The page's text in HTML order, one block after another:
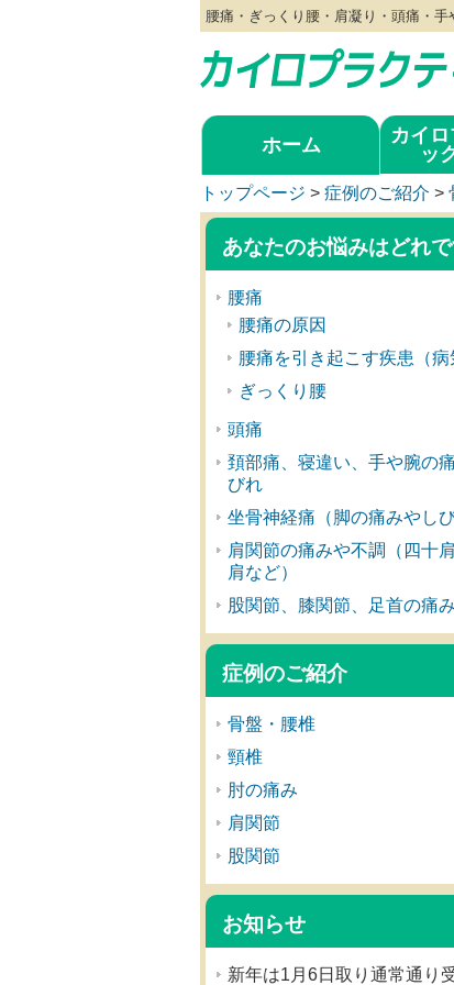
腰痛・ぎっくり腰・肩凝り・頭痛・
ホーム
カイ
ッ
トップページ > 症例のご紹介 >
あなたのお悩みはどれで
腰痛
腰痛の原因
腰痛を引き起こす疾患（病
ぎっくり腰
頭痛
頚部痛、寝違い、手や腕の
びれ
坐骨神経痛（脚の痛みやしび
肩関節の痛みや不調（四十
肩など）
股関節、膝関節、足首の痛み
症例のご紹介
骨盤・腰椎
頸椎
肘の痛み
肩関節
股関節
お知らせ
新年は1月6日取り通常通り